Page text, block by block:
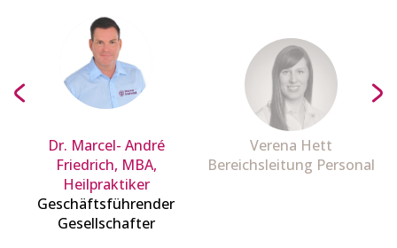
Dr. Marcel- André
Friedrich, MBA,
Heilpraktiker
Geschäftsführender
Gesellschafter
Verena Hett
Bereichsleitung Personal